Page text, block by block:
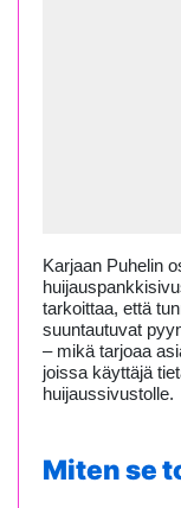
Karjaan Puhelin
tarkoittaa, että
suuntautuvat
– mikä tarjoaa
joissa käyttäjä
huijaussivustolle.
Miten se